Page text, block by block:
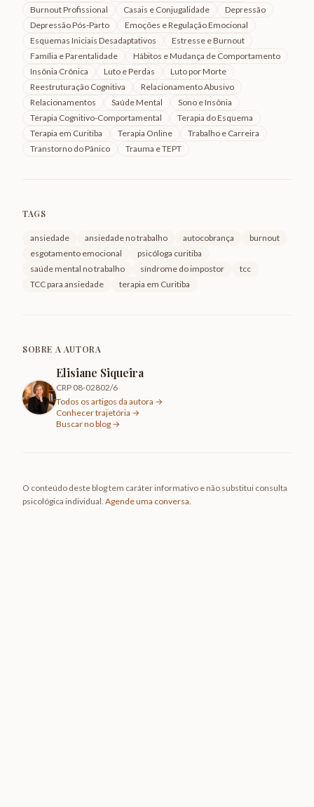
Burnout Profissional
Casais e Conjugalidade
Depressão
Depressão Pós-Parto
Emoções e Regulação Emocional
Esquemas Iniciais Desadaptativos
Estresse e Burnout
Família e Parentalidade
Hábitos e Mudança de Comportamento
Insônia Crônica
Luto e Perdas
Luto por Morte
Reestruturação Cognitiva
Relacionamento Abusivo
Relacionamentos
Saúde Mental
Sono e Insônia
Terapia Cognitivo-Comportamental
Terapia do Esquema
Terapia em Curitiba
Terapia Online
Trabalho e Carreira
Transtorno do Pânico
Trauma e TEPT
TAGS
ansiedade ansiedade no trabalho autocobrança
burnout
esgotamento emocional
psicóloga curitiba
saúde mental no trabalho
síndrome do impostor
tcc
TCC para ansiedade
terapia em Curitiba
SOBRE A AUTORA
Elisiane Siqueira
CRP 08-02802/6
Todos os artigos da autora →
Conhecer trajetória →
Buscar no blog →
O conteúdo deste blog tem caráter informativo e não substitui consulta
psicológica individual. Agende uma conversa